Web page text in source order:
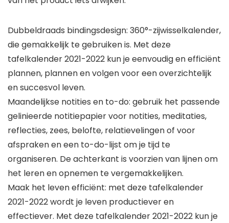
Dubbeldraads bindingsdesign: 360°-zijwisselkalender,
die gemakkelijk te gebruiken is. Met deze
tafelkalender 2021-2022 kun je eenvoudig en efficiënt
plannen, plannen en volgen voor een overzichtelijk
en succesvol leven.
Maandelijkse notities en to-do: gebruik het passende
gelinieerde notitiepapier voor notities, meditaties,
reflecties, zees, belofte, relatievelingen of voor
afspraken en een to-do-lijst om je tijd te
organiseren. De achterkant is voorzien van lijnen om
het leren en opnemen te vergemakkelijken.
Maak het leven efficiënt: met deze tafelkalender
2021-2022 wordt je leven productiever en
effectiever. Met deze tafelkalender 2021-2022 kun je